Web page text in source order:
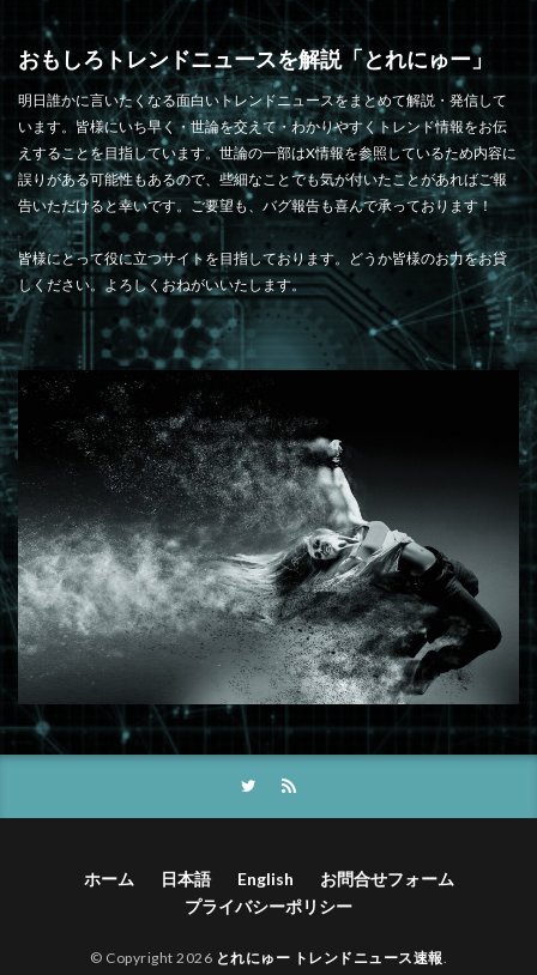
おもしろトレンドニュースを解説「とれにゅー」
明日誰かに言いたくなる面白いトレンドニュースをまとめて解説・発信して
います。皆様にいち早く・世論を交えて・わかりやすくトレンド情報をお伝
えすることを目指しています。世論の一部はX情報を参照しているため内容に
誤りがある可能性もあるので、些細なことでも気が付いたことがあればご報
告いただけると幸いです。ご要望も、バグ報告も喜んで承っております！
皆様にとって役に立つサイトを目指しております。どうか皆様のお力をお貸
しください。よろしくおねがいいたします。
ホーム 日本語 English
お問合せフォーム
プライバシーポリシー
© Copyright 2026 とれにゅー トレンドニュース速報